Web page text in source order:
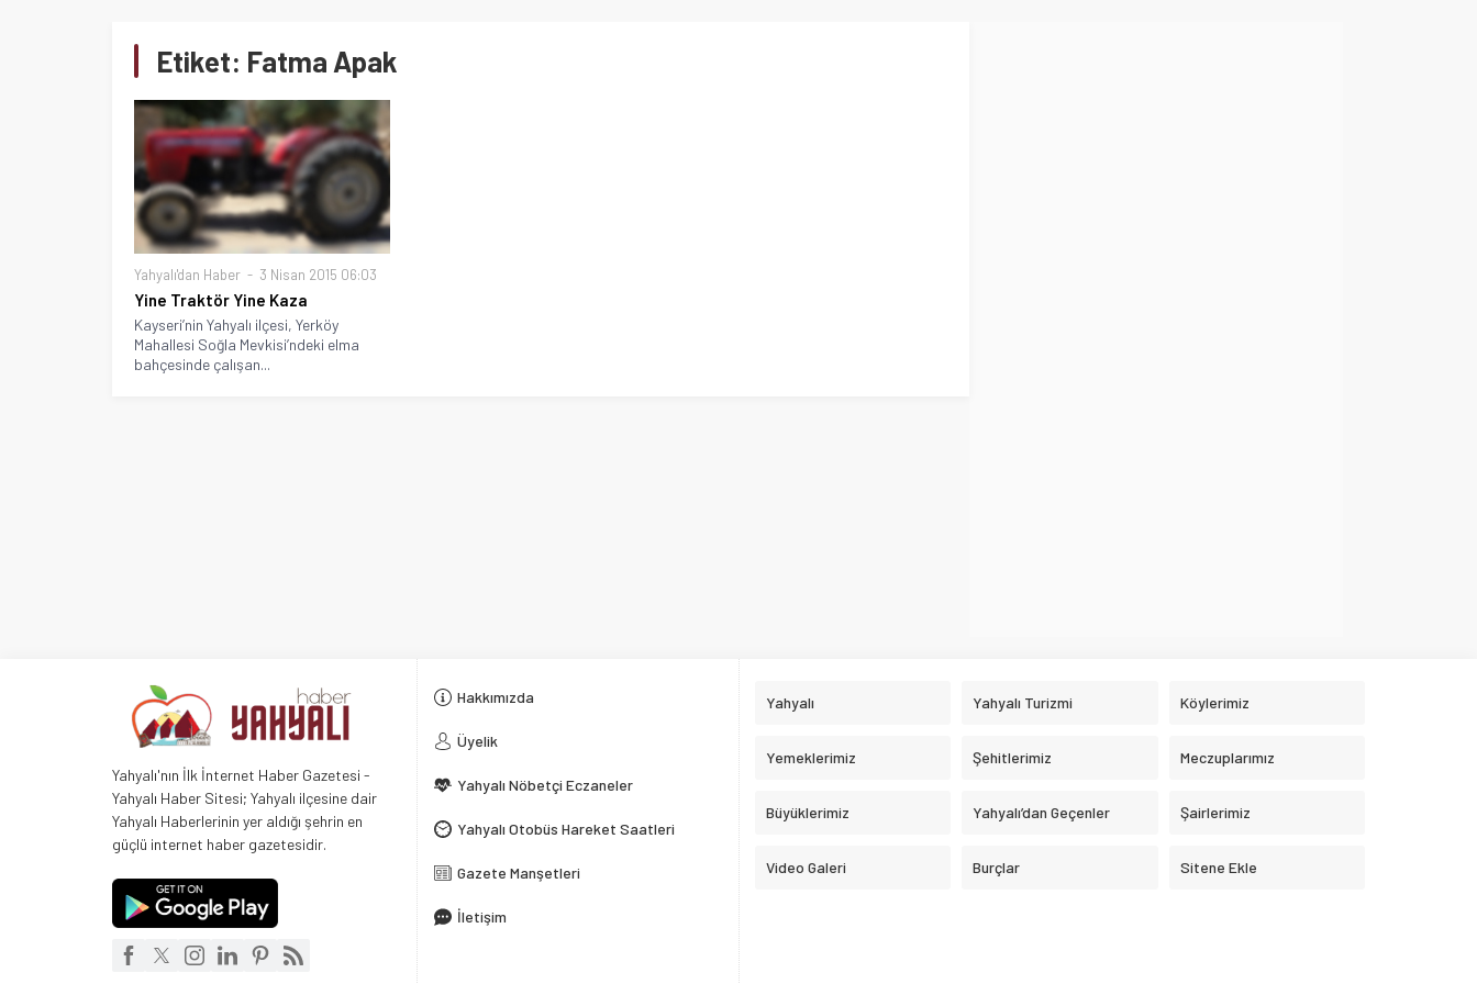
Etiket: Fatma Apak
Yahyalı'dan Haber 3 Nisan 2015 06:03
Yine Traktör Yine Kaza
Kayseri’nin Yahyalı ilçesi, Yerköy
Mahallesi Soğla Mevkisi’ndeki elma
bahçesinde çalışan...
Yahyalı'nın İlk İnternet Haber Gazetesi -
Yahyalı Haber Sitesi; Yahyalı ilçesine dair
Yahyalı Haberlerinin yer aldığı şehrin en
güçlü internet haber gazetesidir.
Hakkımızda
Üyelik
Yahyalı Nöbetçi Eczaneler
Yahyalı Otobüs Hareket Saatleri
Gazete Manşetleri
İletişim
Yahyalı Yahyalı Turizmi Köylerimiz
Yemeklerimiz Şehitlerimiz Meczuplarımız
Büyüklerimiz Yahyalı’dan Geçenler Şairlerimiz
Video Galeri Burçlar Sitene Ekle